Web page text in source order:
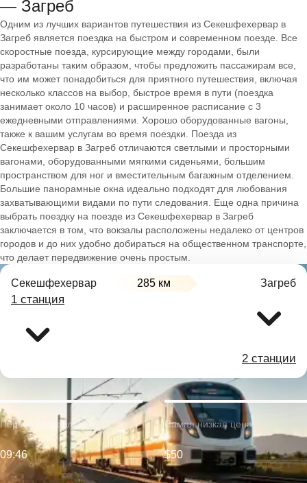
— Загреб
Одним из лучших вариантов путешествия из Секешфехервар в
Загреб является поездка на быстром и современном поезде. Все
скоростные поезда, курсирующие между городами, были
разработаны таким образом, чтобы предложить пассажирам все,
что им может понадобиться для приятного путешествия, включая
несколько классов на выбор, быстрое время в пути (поездка
занимает около 10 часов) и расширенное расписание с 3
ежедневными отправлениями. Хорошо оборудованные вагоны,
также к вашим услугам во время поездки. Поезда из
Секешфехервар в Загреб отличаются светлыми и просторными
вагонами, оборудованными мягкими сиденьями, большим
пространством для ног и вместительным багажным отделением.
Большие панорамные окна идеально подходят для любования
захватывающими видами по пути следования. Еще одна причина
выбрать поездку на поезде из Секешфехервар в Загреб
заключается в том, что вокзалы расположены недалеко от центров
городов и до них удобно добираться на общественном транспорте,
что делает передвижение очень простым.
Секешфехервар 285 км Загреб
1 станция
2 станции
Первое отправление:
09:46
Самая низкая цена:
$50